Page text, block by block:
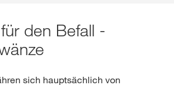
den Befall -
sich hauptsächlich von